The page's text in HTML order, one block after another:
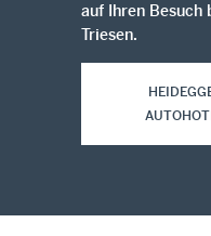
auf Ih­ren Be­such
Triesen.